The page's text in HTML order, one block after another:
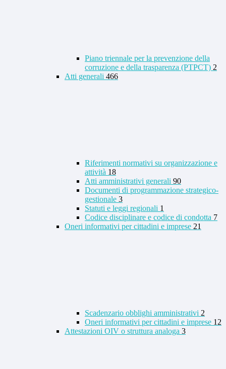
Piano triennale per la prevenzione della
corruzione e della trasparenza (PTPCT) 2
Atti generali 466
Riferimenti normativi su organizzazione e
attività 18
Atti amministrativi generali 90
Documenti di programmazione strategico-
gestionale 3
Statuti e leggi regionali 1
Codice disciplinare e codice di condotta 7
Oneri informativi per cittadini e imprese 21
Scadenzario obblighi amministrativi 2
Oneri informativi per cittadini e imprese 12
Attestazioni OIV o struttura analoga 3